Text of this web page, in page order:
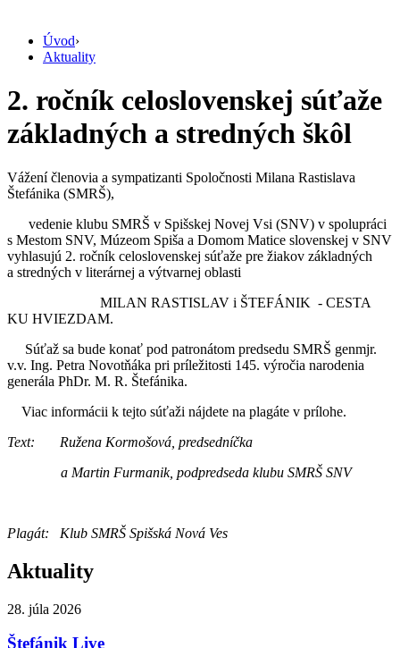
Úvod›
Aktuality
2. ročník celoslovenskej súťaže
základných a stredných škôl
Vážení členovia a sympatizanti Spoločnosti Milana Rastislava
Štefánika (SMRŠ),
vedenie klubu SMRŠ v Spišskej Novej Vsi (SNV) v spolupráci
s Mestom SNV, Múzeom Spiša a Domom Matice slovenskej v SNV
vyhlasujú 2. ročník celoslovenskej súťaže pre žiakov základných
a stredných v literárnej a výtvarnej oblasti
MILAN RASTISLAV i ŠTEFÁNIK - CESTA
KU HVIEZDAM.
Súťaž sa bude konať pod patronátom predsedu SMRŠ genmjr.
v.v. Ing. Petra Novotňáka pri príležitosti 145. výročia narodenia
generála PhDr. M. R. Štefánika.
Viac informácii k tejto súťaži nájdete na plagáte v prílohe.
Text: Ružena Kormošová, predsedníčka
a Martin Furmanik, podpredseda klubu SMRŠ SNV
Plagát: Klub SMRŠ Spišská Nová Ves
Aktuality
28. júla 2026
Štefánik Live